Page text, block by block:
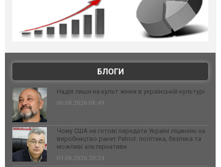
БЛОГИ
Надія лише на культ жінки в українській культурі
06.08.2026 08:49
Чому США не готові передати Україні ліцензію на
виробництво ракет Patriot: політика, безпека та
можливі альтернативи
03.08.2026 20:24